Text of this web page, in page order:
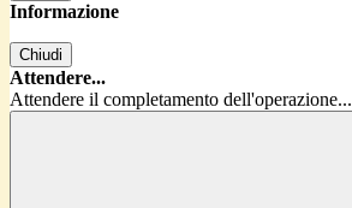
Informazione
Chiudi
Attendere...
Attendere il completamento dell'operazione...